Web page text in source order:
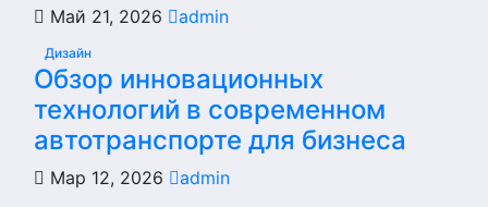
Май 21, 2026 admin
Дизайн
Обзор инновационных
технологий в современном
автотранспорте для бизнеса
Мар 12, 2026 admin